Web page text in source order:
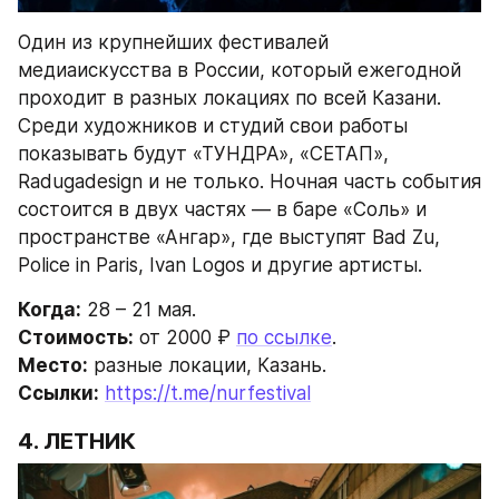
Один из крупнейших фестивалей
медиаискусства в России, который ежегодной
проходит в разных локациях по всей Казани.
Среди художников и студий свои работы
показывать будут «ТУНДРА», «СЕТАП»,
Radugadesign и не только. Ночная часть события
состоится в двух частях — в баре «Соль» и
пространстве «Ангар», где выступят Bad Zu,
Police in Paris, Ivan Logos и другие артисты.
Когда: 28 – 21 мая.
Стоимость: от 2000 ₽ по ссылке.
Место: разные локации, Казань.
Ссылки: https://t.me/nurfestival
4. ЛЕТНИК